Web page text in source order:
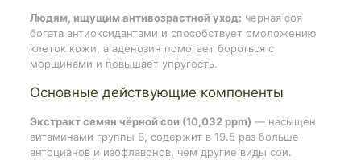
Людям, ищущим антивозрастной уход: черная соя
богата антиоксидантами и способствует омоложению
клеток кожи, а аденозин помогает бороться с
морщинами и повышает упругость.
Основные действующие компоненты
Экстракт семян чёрной сои (10,032 ppm) — насыщен
витаминами группы B, содержит в 19.5 раз больше
антоцианов и изофлавонов, чем другие виды сои.